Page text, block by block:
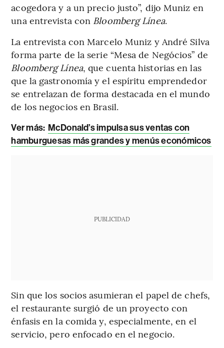
acogedora y a un precio justo”, dijo Muniz en
una entrevista con Bloomberg Línea.
La entrevista con Marcelo Muniz y André Silva
forma parte de la serie “Mesa de Negócios” de
Bloomberg Línea, que cuenta historias en las
que la gastronomía y el espíritu emprendedor
se entrelazan de forma destacada en el mundo
de los negocios en Brasil.
Ver más: McDonald’s impulsa sus ventas con
hamburguesas más grandes y menús económicos
PUBLICIDAD
Sin que los socios asumieran el papel de chefs,
el restaurante surgió de un proyecto con
énfasis en la comida y, especialmente, en el
servicio, pero enfocado en el negocio.